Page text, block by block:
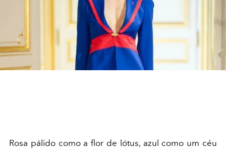
Rosa pálido como a flor de lótus, azul como um céu